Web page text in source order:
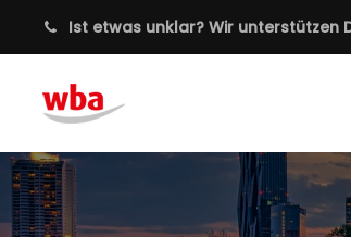
Ist etwas unklar? Wir unterstützen